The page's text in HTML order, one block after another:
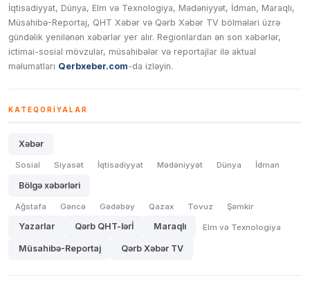
İqtisadiyyat, Dünya, Elm və Texnologiya, Mədəniyyət, İdman, Maraqlı,
Müsahibə-Reportaj, QHT Xəbər və Qərb Xəbər TV bölmələri üzrə
gündəlik yenilənən xəbərlər yer alır. Regionlardan ən son xəbərlər,
ictimai-sosial mövzular, müsahibələr və reportajlar ilə aktual
məlumatları Qerbxeber.com-da izləyin.
KATEQORIYALAR
Xəbər
Sosial Siyasət İqtisadiyyat Mədəniyyət Dünya İdman
Bölgə xəbərləri
Ağstafa Gəncə Gədəbəy Qazax Tovuz Şəmkir
Yazarlar Qərb QHT-lərİ Maraqlı Elm və Texnologiya
Müsahibə-Reportaj Qərb Xəbər TV